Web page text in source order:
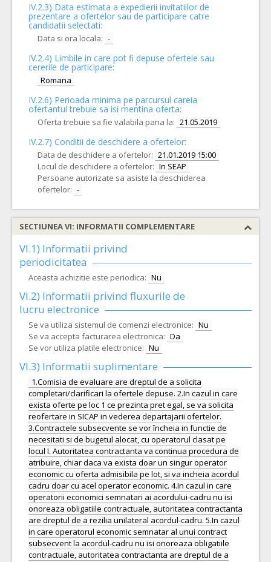
IV.2.3) Data estimata a expedierii invitatiilor de
prezentare a ofertelor sau de participare catre
candidatii selectati:
Data si ora locala: -
IV.2.4) Limbile in care pot fi depuse ofertele sau
cererile de participare:
Romana
IV.2.6) Perioada minima pe parcursul careia
ofertantul trebuie sa isi mentina oferta:
Oferta trebuie sa fie valabila pana la: 21.05.2019
IV.2.7) Conditii de deschidere a ofertelor:
Data de deschidere a ofertelor: 21.01.2019 15:00
Locul de deschidere a ofertelor: In SEAP
Persoane autorizate sa asiste la deschiderea
ofertelor: -
SECTIUNEA VI: INFORMATII COMPLEMENTARE
VI.1) Informatii privind
periodicitatea
Aceasta achizitie este periodica: Nu
VI.2) Informatii privind fluxurile de
lucru electronice
Se va utiliza sistemul de comenzi electronice: Nu
Se va accepta facturarea electronica: Da
Se vor utiliza platile electronice: Nu
VI.3) Informatii suplimentare
1.Comisia de evaluare are dreptul de a solicita
completari/clarificari la ofertele depuse. 2.In cazul in care
exista oferte pe loc 1 ce prezinta pret egal, se va solicita
reofertare in SICAP in vederea departajarii ofertelor.
3.Contractele subsecvente se vor încheia in functie de
necesitati si de bugetul alocat, cu operatorul clasat pe
locul I. Autoritatea contractanta va continua procedura de
atribuire, chiar daca va exista doar un singur operator
economic cu oferta admisibila pe lot, si va incheia acordul
cadru doar cu acel operator economic. 4.In cazul in care
operatorii economici semnatari ai acordului-cadru nu isi
onoreaza obligatiile contractuale, autoritatea contractanta
are dreptul de a rezilia unilateral acordul-cadru. 5.In cazul
in care operatorul economic semnatar al unui contract
subsecvent la acordul-cadru nu isi onoreaza obligatiile
contractuale, autoritatea contractanta are dreptul de a